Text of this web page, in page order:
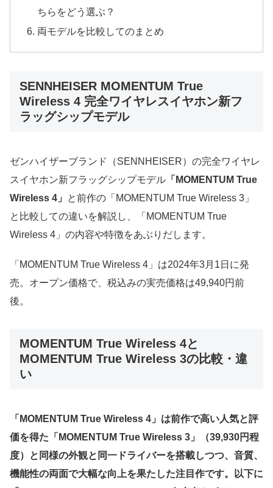
ちらをどう選ぶ？
両モデルを比較してのまとめ
SENNHEISER MOMENTUM True
Wireless 4 完全ワイヤレスイヤホン新フ
ラッグシップモデル
ゼンハイザーブランド（SENNHEISER）の完全ワイヤレ
スイヤホン新フラッグシップモデル 「MOMENTUM True
Wireless 4」
と前作の「MOMENTUM True Wireless 3」
と比較しての違いを解説し、「MOMENTUM True
Wireless 4」の内容や特徴をあぶりだします。
「MOMENTUM True Wireless 4」は2024年3月1日に発
売。オープン価格で、税込みの実売価格は49,940円前
後。
MOMENTUM True Wireless 4と
MOMENTUM True Wireless 3の比較・違
い
「MOMENTUM True Wireless 4」は前作で高い人気と評
価を得た「MOMENTUM True Wireless 3」（39,930円程
度）と同様の外観と同一ドライバーを搭載しつつ、音質、
機能性の両面で大幅な向上を果たした注目作です。以下に